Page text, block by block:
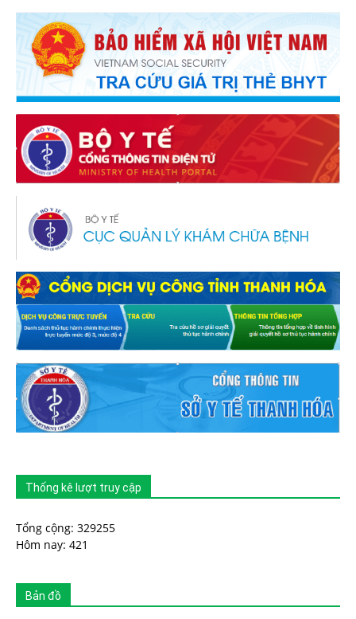
Thống kê lượt truy cập
Tổng cộng: 329255
Hôm nay: 421
Bản đồ